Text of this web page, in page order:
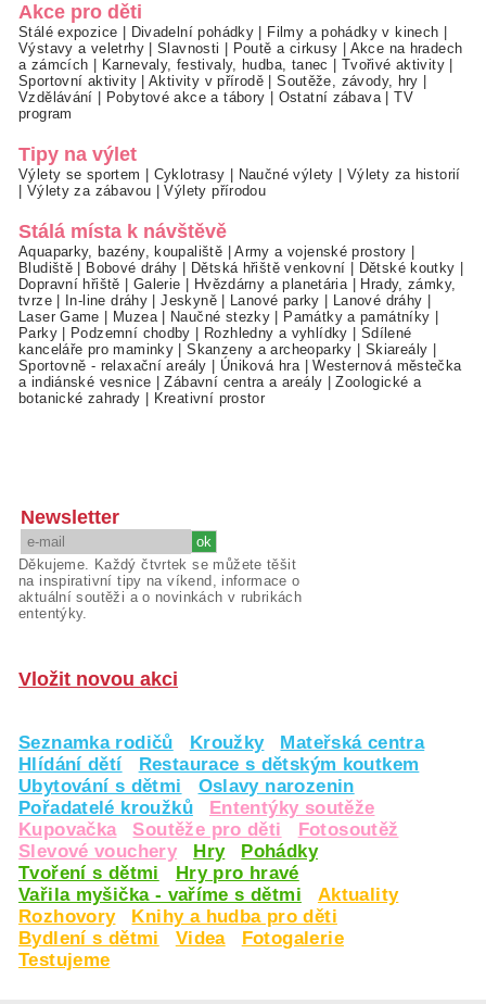
Akce pro děti
Stálé expozice Divadelní pohádky Filmy a pohádky v kinech
Výstavy a veletrhy|Slavnosti Poutě a cirkusy
Akce na hradech
a zámcích
Karnevaly, festivaly, hudba, tanec Tvořivé aktivity
Sportovní aktivity|Aktivity v přírodě |Soutěže, závody, hry
Vzdělávání
Pobytové akce a tábory Ostatní zábava|TV
program
Tipy na výlet
Výlety se sportem Cyklotrasy Naučné výlety
Výlety za historií
Výlety za zábavou |Výlety přírodou
Stálá místa k návštěvě
Aquaparky, bazény, koupaliště |Army a vojenské prostory
Bludiště
Bobové dráhy Dětská hřiště venkovní Dětské koutky
Dopravní hřiště
Galerie Hvězdárny a planetária|
Hrady, zámky,
tvrze| In-line dráhy |Jeskyně| Lanové parky Lanové dráhy
Laser Game
Muzea| Naučné stezky Památky a památníky
Parky| Podzemní chodby Rozhledny a vyhlídky
Sdílené
kanceláře pro maminky |Skanzeny a archeoparky Skiareály
Sportovně - relaxační areály
Úniková hra|Westernová městečka
a indiánské vesnice |Zábavní centra a areály |Zoologické a
botanické zahrady
Kreativní prostor
Newsletter
Děkujeme. Každý čtvrtek se můžete těšit
na inspirativní tipy na víkend, informace o
aktuální soutěži a o novinkách v rubrikách
ententýky.
Vložit novou akci
Seznamka rodičů Kroužky
Mateřská centra
Hlídání dětí
Restaurace s dětským koutkem
Ubytování s dětmi
Oslavy narozenin
Pořadatelé kroužků
Ententýky soutěže
Kupovačka
Soutěže pro děti
Fotosoutěž
Slevové vouchery
Hry
Pohádky
Tvoření s dětmi
Hry pro hravé
Vařila myšička - vaříme s dětmi
Aktuality
Rozhovory
Knihy a hudba pro děti
Bydlení s dětmi
Videa
Fotogalerie
Testujeme